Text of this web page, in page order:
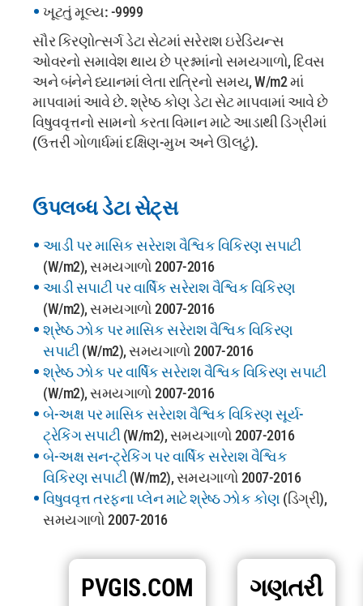
ખૂટતું મૂલ્ય: -9999
સૌર કિરણોત્સર્ગ ડેટા સેટમાં સરેરાશ ઇરેડિયન્સ
ઓવરનો સમાવેશ થાય છે પ્રશ્નમાંનો સમયગાળો, દિવસ
અને બંનેને ધ્યાનમાં લેતા રાત્રિનો સમય, W/m2 માં
માપવામાં આવે છે. શ્રેષ્ઠ કોણ ડેટા સેટ માપવામાં આવે છે
વિષુવવૃત્તનો સામનો કરતા વિમાન માટે આડાથી ડિગ્રીમાં
(ઉત્તરી ગોળાર્ધમાં દક્ષિણ-મુખ અને ઊલટું).
ઉપલબ્ધ ડેટા સેટ્સ
આડી પર માસિક સરેરાશ વૈશ્વિક વિકિરણ સપાટી
(W/m2), સમયગાળો 2007-2016
આડી સપાટી પર વાર્ષિક સરેરાશ વૈશ્વિક વિકિરણ
(W/m2), સમયગાળો 2007-2016
શ્રેષ્ઠ ઝોક પર માસિક સરેરાશ વૈશ્વિક વિકિરણ
સપાટી(W/m2), સમયગાળો 2007-2016
શ્રેષ્ઠ ઝોક પર વાર્ષિક સરેરાશ વૈશ્વિક વિકિરણ સપાટી
(W/m2), સમયગાળો 2007-2016
બે-અક્ષ પર માસિક સરેરાશ વૈશ્વિક વિકિરણ સૂર્ય-
ટ્રેકિંગ સપાટી(W/m2), સમયગાળો 2007-2016
બે-અક્ષ સન-ટ્રેકિંગ પર વાર્ષિક સરેરાશ વૈશ્વિક
વિકિરણ સપાટી(W/m2), સમયગાળો 2007-2016
વિષુવવૃત્ત તરફના પ્લેન માટે શ્રેષ્ઠ ઝોક કોણ (ડિગ્રી),
સમયગાળો 2007-2016
PVGIS.COM
ગણતરી